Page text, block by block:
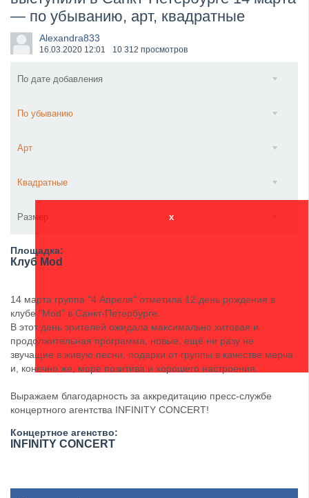
Wacken Open Air 2026 объявили последние одиннад...
— по убыванию, арт, квадратные
Alexandra833
16.03.2020 12:01 10 312 просмотров
По дате добавления
По убыванию
Арт
Квадратные
Размер x
Площадка:
Клуб Mod
14 марта группа "4 Апреля" отметила 12 день рождения в
клубе "Mod" в Санкт-Петербурге.
В этот день зрителей ожидала максимально хитовая и
продолжительная программа, новые, ещё ни разу не
звучащие в живую песни, подарки от группы в качестве мерча
и, конечно же, море позитива и хорошего настроения.
Выражаем благодарность за аккредитацию пресс-службе
концертного агентства ​INFINITY CONCERT!
Концертное агенство:
​INFINITY CONCERT